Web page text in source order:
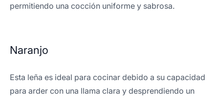
permitiendo una cocción uniforme y sabrosa.
Naranjo
Esta leña es ideal para cocinar debido a su capacidad
para arder con una llama clara y desprendiendo un